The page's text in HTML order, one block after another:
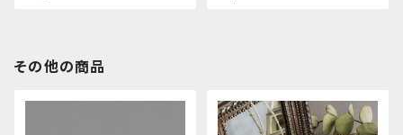
その他の商品